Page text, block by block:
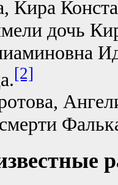
Кира
дочь
[2]